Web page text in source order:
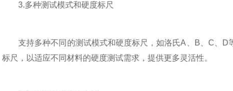
3.多种测试模式和硬度标尺
支持多种不同的测试模式和硬度标尺，如洛氏A、B、C、D
标尺，以适应不同材料的硬度测试需求，提供更多灵活性。